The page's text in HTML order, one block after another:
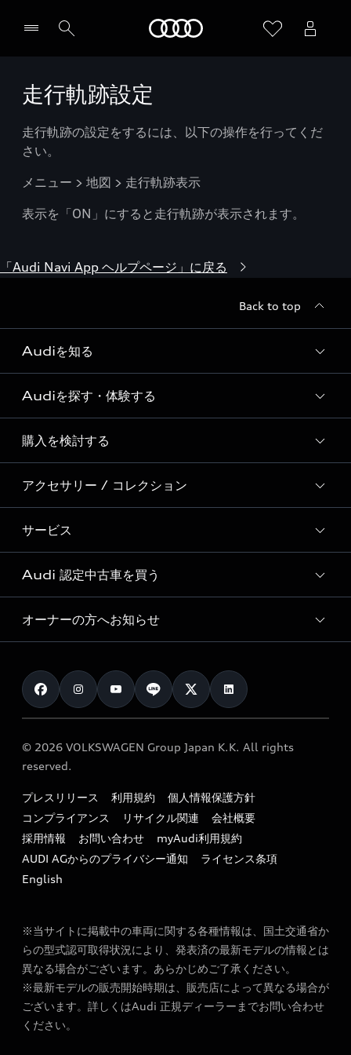
走行軌跡設定
走行軌跡の設定をするには、以下の操作を行ってくだ
さい。
メニュー > 地図 > 走行軌跡表示
表示を「ON」にすると走行軌跡が表示されます。
「Audi Navi App ヘルプページ」に戻る
Back to top
Audiを知る
Audi ブランド
Story of Progress
Audi Sport
Formula 1®
デジタルサービス
Audiを探す・体験する
ディーラー検索
新車在庫検索
試乗車・展示車検索
見積り依頼
試乗予約
購入を検討する
モデル一覧
特別仕様モデル / 限定モデル
e-tronラインアップ
価格シミュレーション
車両比較
カタログ一覧
アクセサリー / コレクション
純正アクセサリー
オンラインショップ
Audi collection
アウディナビアプリ
サービス
サービス入庫予約
サービスプログラム
メンテナンス
車検 / 定期点検
e-tronアフターサポート
myAudi
Audi 認定中古車を買う
Audi認定中古車
クオリティ
保証
メンテナンス
ファイナンス
キャンペーン / イベント
買取査定
オーナーの方へお知らせ
お知らせ
オーナー様向けキャンペーン
特定整備適用車一覧
リサイクル法
よくある質問（FAQ）
© 2026 VOLKSWAGEN Group Japan K.K. All rights
reserved.
プレスリリース 利用規約
個人情報保護方針
コンプライアンス
リサイクル関連
会社概要
採用情報
お問い合わせ
myAudi利用規約
AUDI AGからのプライバシー通知
ライセンス条項
English
※当サイトに掲載中の車両に関する各種情報は、国土交通省か
らの型式認可取得状況により、発表済の最新モデルの情報とは
異なる場合がございます。あらかじめご了承ください。
※最新モデルの販売開始時期は、販売店によって異なる場合が
ございます。詳しくはAudi 正規ディーラーまでお問い合わせ
ください。